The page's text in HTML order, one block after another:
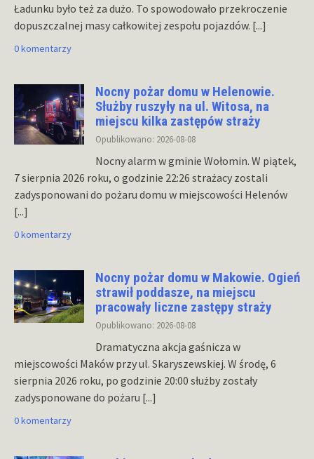
Ładunku było też za dużo. To spowodowało przekroczenie
dopuszczalnej masy całkowitej zespołu pojazdów. [...]
0 komentarzy
Nocny pożar domu w Helenowie.
Służby ruszyły na ul. Witosa, na
miejscu kilka zastępów straży
Opublikowano: 2026-08-08
Nocny alarm w gminie Wołomin. W piątek,
7 sierpnia 2026 roku, o godzinie 22:26 strażacy zostali
zadysponowani do pożaru domu w miejscowości Helenów
[...]
0 komentarzy
Nocny pożar domu w Makowie. Ogień
strawił poddasze, na miejscu
pracowały liczne zastępy straży
Opublikowano: 2026-08-08
Dramatyczna akcja gaśnicza w
miejscowości Maków przy ul. Skaryszewskiej. W środę, 6
sierpnia 2026 roku, po godzinie 20:00 służby zostały
zadysponowane do pożaru [...]
0 komentarzy